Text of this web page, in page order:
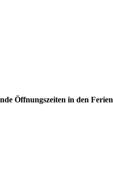
Öffnungszeiten in den Ferien